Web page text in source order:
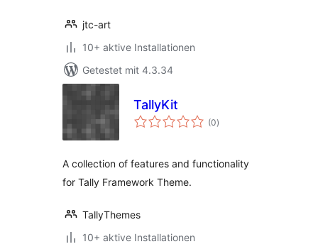
jtc-art
10+ aktive Installationen
Getestet mit 4.3.34
TallyKit
(0Bewertungen
insgesamt
)
A collection of features and functionality
for Tally Framework Theme.
TallyThemes
10+ aktive Installationen